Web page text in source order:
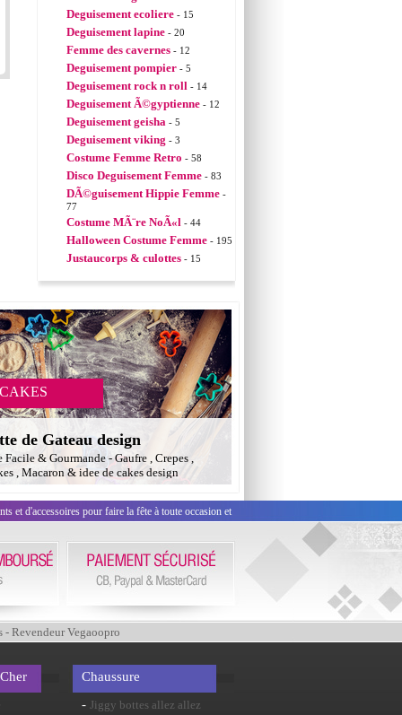
Deguisement ecoliere - 15
Deguisement lapine - 20
Femme des cavernes - 12
Deguisement pompier - 5
Deguisement rock n roll - 14
Deguisement Ã©gyptienne - 12
Deguisement geisha - 5
Deguisement viking - 3
Costume Femme Retro - 58
Disco Deguisement Femme - 83
DÃ©guisement Hippie Femme -
77
Costume MÃ¨re NoÃ«l - 44
Halloween Costume Femme - 195
Justaucorps & culottes - 15
de Gateau design
Facile & Gourmande - Gaufre , Crepes ,
, Macaron & idee de cakes design
et d'accessoires pour faire la fête à toute occasion et
Revendeur Vegaoopro
Chaussure
- Jiggy bottes allez allez